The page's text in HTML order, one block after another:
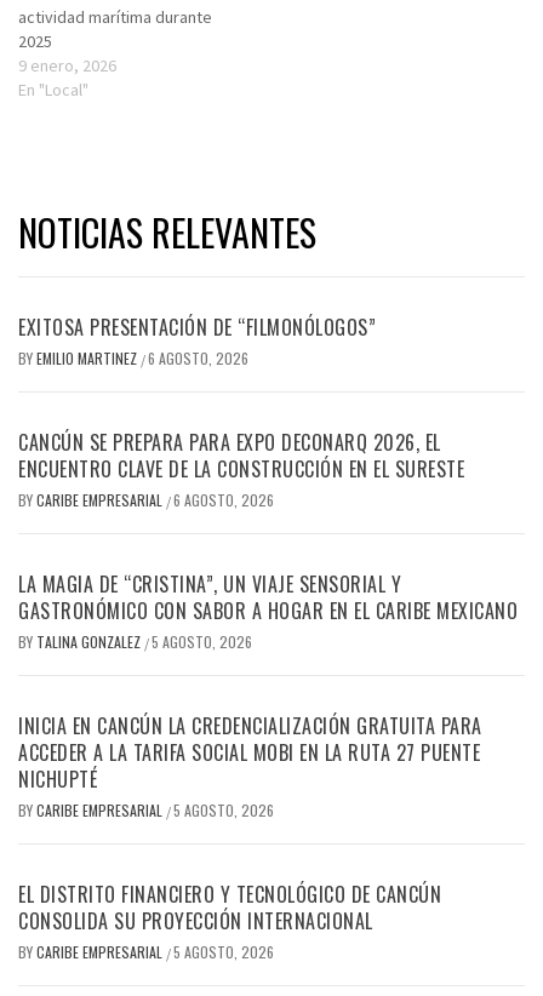
actividad marítima durante
2025
9 enero, 2026
En "Local"
NOTICIAS RELEVANTES
EXITOSA PRESENTACIÓN DE “FILMONÓLOGOS”
BYEMILIO MARTINEZ /6 AGOSTO, 2026
CANCÚN SE PREPARA PARA EXPO DECONARQ 2026, EL
ENCUENTRO CLAVE DE LA CONSTRUCCIÓN EN EL SURESTE
BYCARIBE EMPRESARIAL /6 AGOSTO, 2026
LA MAGIA DE “CRISTINA”, UN VIAJE SENSORIAL Y
GASTRONÓMICO CON SABOR A HOGAR EN EL CARIBE MEXICANO
BY TALINA GONZALEZ /5 AGOSTO, 2026
INICIA EN CANCÚN LA CREDENCIALIZACIÓN GRATUITA PARA
ACCEDER A LA TARIFA SOCIAL MOBI EN LA RUTA 27 PUENTE
NICHUPTÉ
BYCARIBE EMPRESARIAL /5 AGOSTO, 2026
EL DISTRITO FINANCIERO Y TECNOLÓGICO DE CANCÚN
CONSOLIDA SU PROYECCIÓN INTERNACIONAL
BYCARIBE EMPRESARIAL /5 AGOSTO, 2026